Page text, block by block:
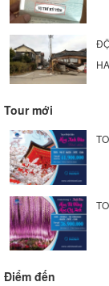
Tour mới
Điểm đến